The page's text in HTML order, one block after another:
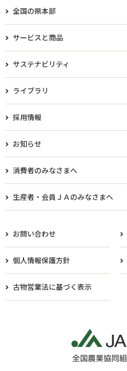
全国の県本部
サービスと商品
サステナビリティ
ライブラリ
採用情報
お知らせ
消費者のみなさまへ
生産者・会員ＪＡのみなさまへ​
お問い合わせ
個人情報保護方針
古物営業法に基づく表示